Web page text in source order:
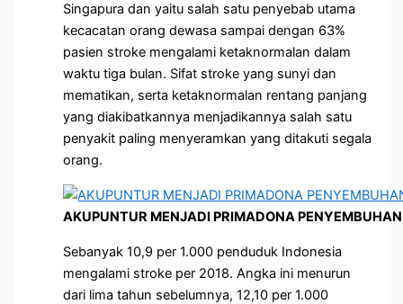
Singapura dan yaitu salah satu penyebab utama
kecacatan orang dewasa sampai dengan 63%
pasien stroke mengalami ketaknormalan dalam
waktu tiga bulan. Sifat stroke yang sunyi dan
mematikan, serta ketaknormalan rentang panjang
yang diakibatkannya menjadikannya salah satu
penyakit paling menyeramkan yang ditakuti segala
orang.
AKUPUNTUR MENJADI PRIMADONA
Sebanyak 10,9 per 1.000 penduduk Indonesia
mengalami stroke per 2018. Angka ini menurun
dari lima tahun sebelumnya, 12,10 per 1.000